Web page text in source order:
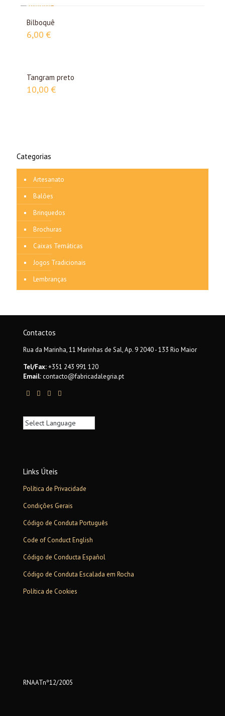
Bilboquê
6,00 €
Tangram preto
10,00 €
Categorias
Artesanato
Balões
Brinquedos
Brochuras
Caixas Temáticas
Jogos Tradicionais
Lembranças
Contactos
Rua da Marinha, 11 Marinhas de Sal, Ap. 9 2040 - 133 Rio Maior
Tel/Fax:+351 243 991 120
Email:contacto@fabricadalegria.pt
Links Úteis
Política de Privacidade
Condições Gerais
Código de Conduta Português
Code of Conduct English
Código de Conducta Español
Código de Conduta Escalada em Rocha
Política de Cookies
RNAATnº12/2005